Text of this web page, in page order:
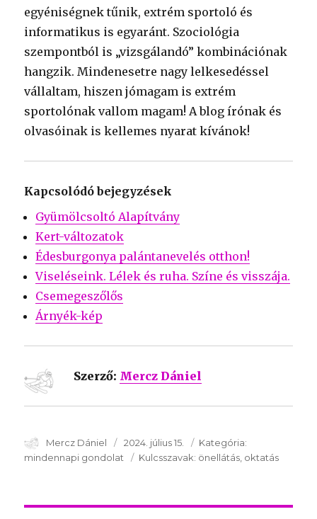
egyéniségnek tűnik, extrém sportoló és
informatikus is egyaránt. Szociológia
szempontból is „vizsgálandó” kombinációnak
hangzik. Mindenesetre nagy lelkesedéssel
vállaltam, hiszen jómagam is extrém
sportolónak vallom magam! A blog írónak és
olvasóinak is kellemes nyarat kívánok!
Kapcsolódó bejegyzések
Gyümölcsoltó Alapítvány
Kert-változatok
Édesburgonya palántanevelés otthon!
Viseléseink. Lélek és ruha. Színe és visszája.
Csemegeszőlős
Árnyék-kép
Szerző: Mercz Dániel
SzerzÅ
Mercz Dániel Közzétéve:
2024. július 15. Kategória:
mindennapi gondolat
Kulcsszavak: Kulcsszavak:
önellátás oktatás